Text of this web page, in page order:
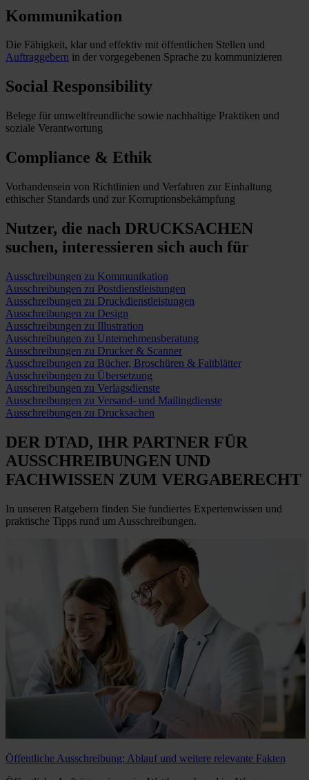
Kommunikation
Die Fähigkeit, klar und effektiv mit öffentlichen Stellen und
Auftraggebern in der vorgegebenen Sprache zu kommunizieren
Social Responsibility
Belege für umweltfreundliche sowie nachhaltige Praktiken und
soziale Verantwortung
Compliance & Ethik
Vorhandensein von Richtlinien und Verfahren zur Einhaltung
ethischer Standards und zur Korruptionsbekämpfung
Nutzer, die nach DRUCKSACHEN
suchen, interessieren sich auch für
Ausschreibungen zu Kommunikation
Ausschreibungen zu Postdienstleistungen
Ausschreibungen zu Druckdienstleistungen
Ausschreibungen zu Design
Ausschreibungen zu Illustration
Ausschreibungen zu Unternehmensberatung
Ausschreibungen zu Drucker & Scanner
Ausschreibungen zu Bücher, Broschüren & Faltblätter
Ausschreibungen zu Übersetzung
Ausschreibungen zu Verlagsdienste
Ausschreibungen zu Versand- und Mailingdienste
Ausschreibungen zu Drucksachen
DER DTAD, IHR PARTNER FÜR
AUSSCHREIBUNGEN UND
FACHWISSEN ZUM VERGABERECHT
In unseren Ratgebern finden Sie fundiertes Expertenwissen und
praktische Tipps rund um Ausschreibungen.
Öffentliche Ausschreibung: Ablauf und weitere relevante Fakten